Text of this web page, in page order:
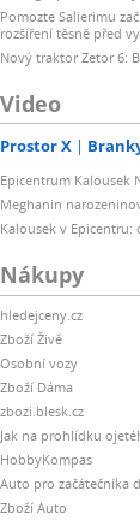
Pomozte Salierimu
rozšíření těsně před
Nový traktor Zetor 6:
Video
Prostor X
Epicentrum Kalousek
Meghanin
Kalousek v
Nákupy
hledejceny.cz
Zboží Živě
Osobní vozy
Zboží Dáma
zbozi.blesk.cz
Jak na prohlídku
HobbyKompas
Auto pro začátečníka
Zboží Auto